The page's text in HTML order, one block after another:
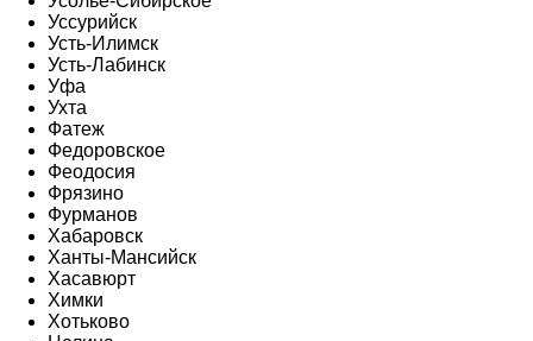
Уссурийск
Усть-Илимск
Усть-Лабинск
Уфа
Ухта
Фатеж
Федоровское
Феодосия
Фрязино
Фурманов
Хабаровск
Ханты-Мансийск
Хасавюрт
Химки
Хотьково